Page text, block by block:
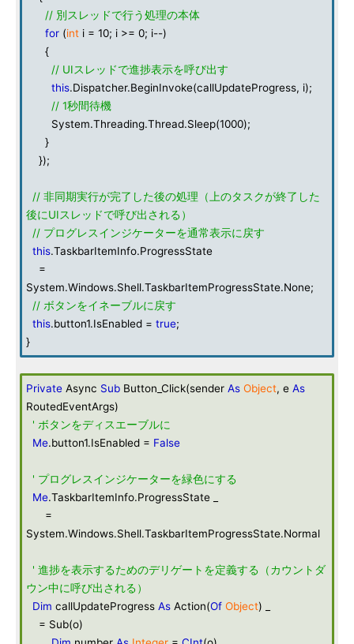
// 別スレッドで行う処理の本体
for (int i = 10; i >= 0; i--)
{
// UIスレッドで進捗表示を呼び出す
this.Dispatcher.BeginInvoke(callUpdateProgress, i);
// 1秒間待機
System.Threading.Thread.Sleep(1000);
}
});
// 非同期実行が完了した後の処理（上のタスクが終了した
後にUIスレッドで呼び出される）
// プログレスインジケーターを通常表示に戻す
this.TaskbarItemInfo.ProgressState
=
System.Windows.Shell.TaskbarItemProgressState.None;
// ボタンをイネーブルに戻す
this.button1.IsEnabled = true;
}
Private Async Sub Button_Click(sender As Object, e As
RoutedEventArgs)
' ボタンをディスエーブルに
Me.button1.IsEnabled = False
' プログレスインジケーターを緑色にする
Me.TaskbarItemInfo.ProgressState _
=
System.Windows.Shell.TaskbarItemProgressState.Normal
' 進捗を表示するためのデリゲートを定義する（カウントダ
ウン中に呼び出される）
Dim callUpdateProgress As Action(Of Object) _
= Sub(o)